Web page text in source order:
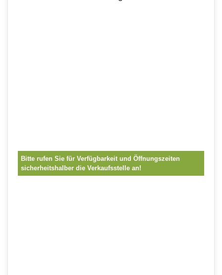
Bitte rufen Sie für Verfügbarkeit und Öffnungszeiten
sicherheitshalber die Verkaufsstelle an!